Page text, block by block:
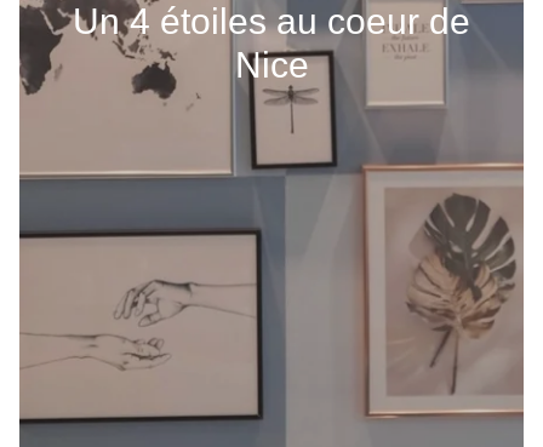
Un 4 étoiles au coeur de
Nice